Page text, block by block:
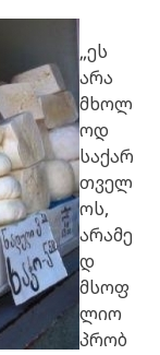
„ეს
არა
მხოლ
ოდ
საქარ
თველ
ოს,
არამე
დ
მსოფ
ლიო
პრობ